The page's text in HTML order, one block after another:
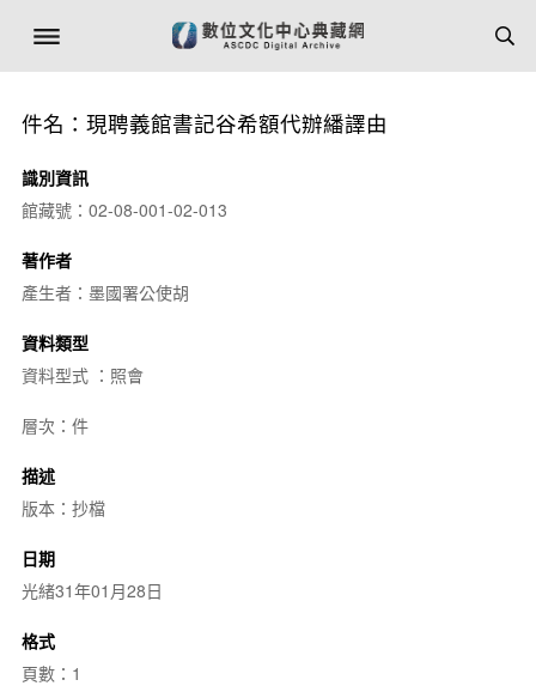
件名：現聘義館書記谷希額代辦繙譯由
識別資訊
館藏號：02-08-001-02-013
著作者
產生者：墨國署公使胡
資料類型
資料型式 ：照會
層次：件
描述
版本：抄檔
日期
光緒31年01月28日
格式
頁數：1